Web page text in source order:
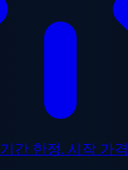
간 한정. 시작 가격